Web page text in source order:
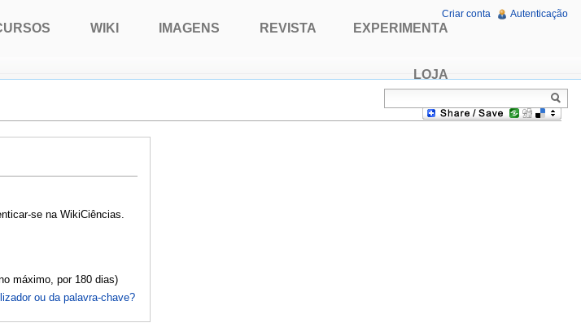
se na WikiCiências.
máximo, por 180 dias)
ou da palavra-chave?
WIKI IMAGENS REVISTA EXPERIMENTA
LOJA
Criar conta Autenticação